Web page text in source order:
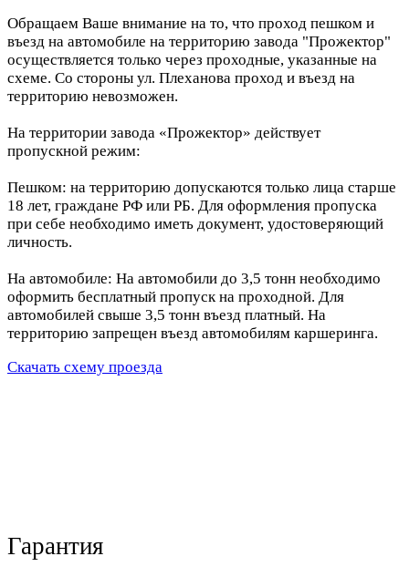
Обращаем Ваше внимание на то, что проход пешком и
въезд на автомобиле на территорию завода "Прожектор"
осуществляется только через проходные, указанные на
схеме. Со стороны ул. Плеханова проход и въезд на
территорию невозможен.
На территории завода «Прожектор» действует
пропускной режим:
Пешком: на территорию допускаются только лица старше
18 лет, граждане РФ или РБ. Для оформления пропуска
при себе необходимо иметь документ, удостоверяющий
личность.
На автомобиле: На автомобили до 3,5 тонн необходимо
оформить бесплатный пропуск на проходной. Для
автомобилей свыше 3,5 тонн въезд платный. На
территорию запрещен въезд автомобилям каршеринга.
Скачать схему проезда
Гарантия